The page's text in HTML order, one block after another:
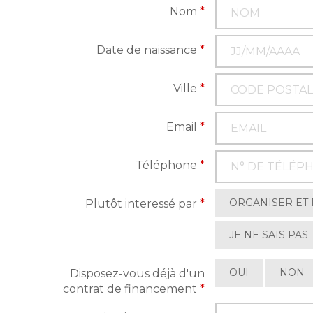
Nom*
Date de naissance*
Ville*
Email*
Téléphone*
Plutôt interessé par* ORGANISER ET
JE NE SAIS PAS
Disposez-vous déjà d'un
contrat de financement*
OUI NON